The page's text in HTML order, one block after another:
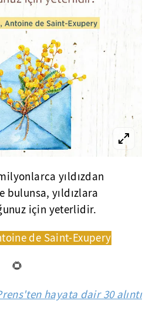
yıldızdan
bulunsa, yıldızlara
için yeterlidir.
de Saint-Exupery
🌻
hayata dair 30 alıntı